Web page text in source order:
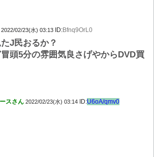
2022/02/23(水) 03:13 ID:Bfnq9OrL0
J民おるか？
頭5分の雰囲気良さげやからDVD買
スさん 2022/02/23(水) 03:14 ID:U6oA/qmv0